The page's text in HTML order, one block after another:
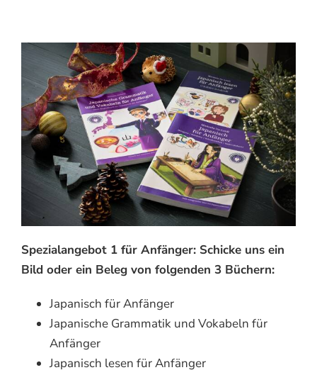
Spezialangebot 1 für Anfänger: Schicke uns ein
Bild oder ein Beleg von folgenden 3 Büchern:
Japanisch für Anfänger
Japanische Grammatik und Vokabeln für
Anfänger
Japanisch lesen für Anfänger